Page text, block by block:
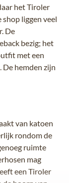
het Tiroler
liggen veel
De
bezig; het
met een
hemden zijn
van katoen
rondom de
ruimte
mag
een Tiroler